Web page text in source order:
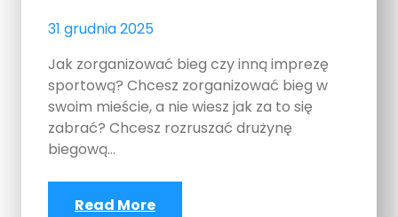
31 grudnia 2025
Jak zorganizować bieg czy inną imprezę
sportową? Chcesz zorganizować bieg w
swoim mieście, a nie wiesz jak za to się
zabrać? Chcesz rozruszać drużynę
biegową…
Read More